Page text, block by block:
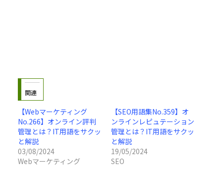
関連
【Webマーケティング
No.266】オンライン評判
管理とは？IT用語をサクッ
と解説
03/08/2024
Webマーケティング
【SEO用語集No.359】オ
ンラインレピュテーション
管理とは？IT用語をサクッ
と解説
19/05/2024
SEO